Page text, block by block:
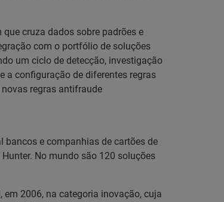
cruza dados sobre padrões e
com o portfólio de soluções
um ciclo de detecção, investigação
a configuração de diferentes regras
regras antifraude
bancos e companhias de cartões de
No mundo são 120 soluções
2006, na categoria inovação, cuja